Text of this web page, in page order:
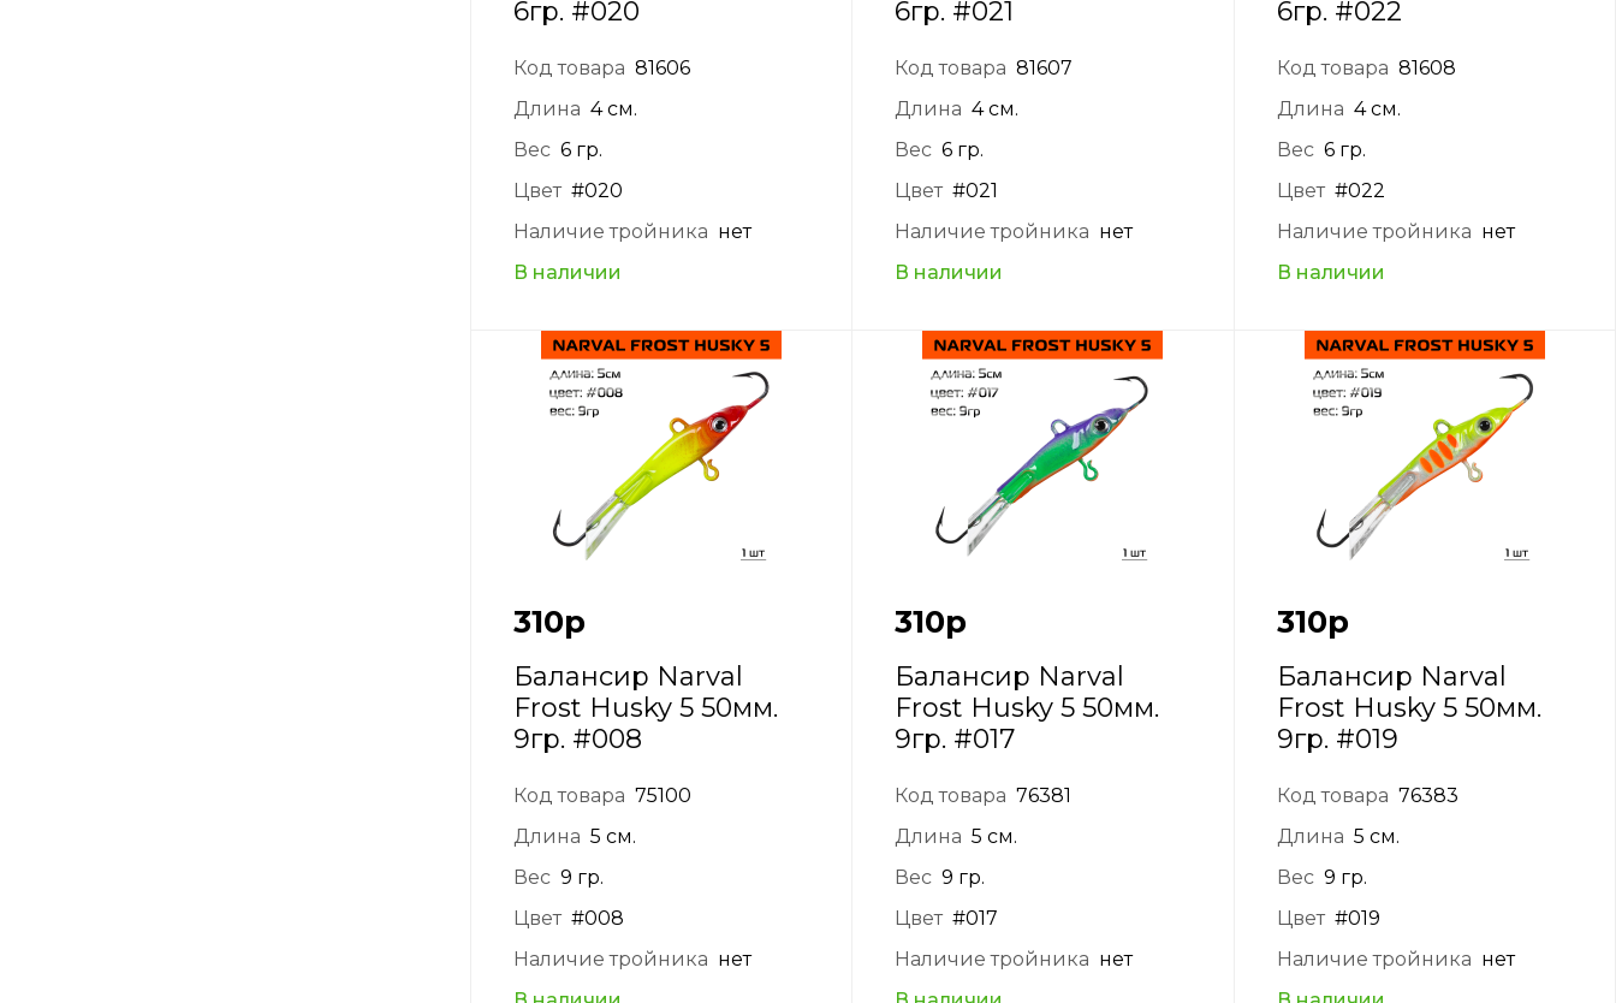
6гр. #020
Код товара 81606
Длина 4 см.
Вес 6 гр.
Цвет #020
Наличие тройника нет
В наличии
6гр. #021
Код товара 81607
Длина 4 см.
Вес 6 гр.
Цвет #021
Наличие тройника нет
В наличии
6гр. #022
Код товара 81608
Длина 4 см.
Вес 6 гр.
Цвет #022
Наличие тройника нет
В наличии
310р
Балансир Narval
Frost Husky 5 50мм.
9гр. #008
Код товара 75100
Длина 5 см.
Вес 9 гр.
Цвет #008
Наличие тройника нет
310р
Балансир Narval
Frost Husky 5 50мм.
9гр. #017
Код товара 76381
Длина 5 см.
Вес 9 гр.
Цвет #017
Наличие тройника нет
310р
Балансир Narval
Frost Husky 5 50мм.
9гр. #019
Код товара 76383
Длина 5 см.
Вес 9 гр.
Цвет #019
Наличие тройника нет